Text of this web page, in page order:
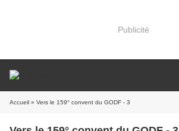
Publicité
Accueil » Vers le 159° convent du GODF - 3